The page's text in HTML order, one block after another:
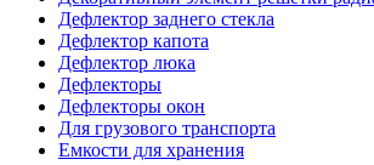
Дефлектор заднего стекла
Дефлектор капота
Дефлектор люка
Дефлекторы
Дефлекторы окон
Для грузового транспорта
Емкости для хранения